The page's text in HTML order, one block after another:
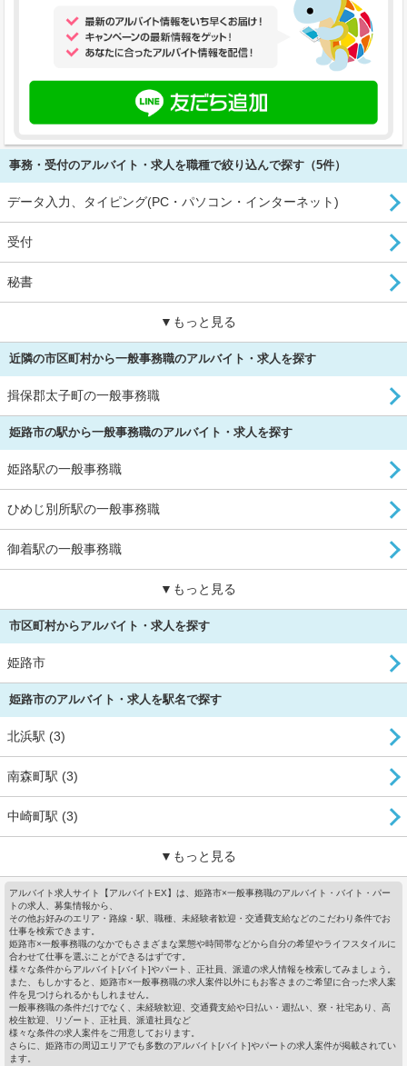
事務・受付のアルバイト・求人を職種で絞り込んで探す（5件）
データ入力、タイピング(PC・パソコン・インターネット)
受付
秘書
▼もっと見る
近隣の市区町村から一般事務職のアルバイト・求人を探す
揖保郡太子町の一般事務職
姫路市の駅から一般事務職のアルバイト・求人を探す
姫路駅の一般事務職
ひめじ別所駅の一般事務職
御着駅の一般事務職
▼もっと見る
市区町村からアルバイト・求人を探す
姫路市
姫路市のアルバイト・求人を駅名で探す
北浜駅 (3)
南森町駅 (3)
中崎町駅 (3)
▼もっと見る
アルバイト求人サイト【アルバイトEX】は、姫路市×一般事務職のアルバイト・バイト・パー
トの求人、募集情報から、
その他お好みのエリア・路線・駅、職種、未経験者歓迎・交通費支給などのこだわり条件でお
仕事を検索できます。
姫路市×一般事務職のなかでもさまざまな業態や時間帯などから自分の希望やライフスタイルに
合わせて仕事を選ぶことができるはずです。
様々な条件からアルバイト[バイト]やパート、正社員、派遣の求人情報を検索してみましょう。
また、もしかすると、姫路市×一般事務職の求人案件以外にもお客さまのご希望に合った求人案
件を見つけられるかもしれません。
一般事務職の条件だけでなく、未経験歓迎、交通費支給や日払い・週払い、寮・社宅あり、高
校生歓迎、リゾート、正社員、派遣社員など
様々な条件の求人案件をご用意しております。
さらに、姫路市の周辺エリアでも多数のアルバイト[バイト]やパートの求人案件が掲載されてい
ます。